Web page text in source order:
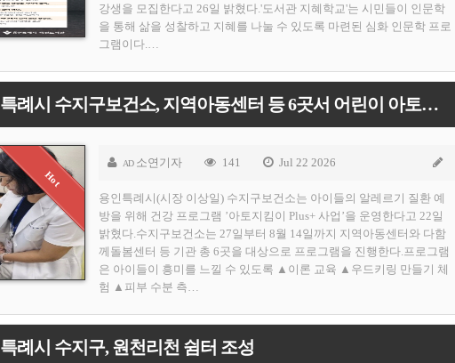
강생을 모집한다고 26일 밝혔다.'도서관 지혜학교'는 시민들이 인문학
을 통해 삶을 성찰하고 지혜를 나눌 수 있도록 마련된 심화 인문학 프로
그램이다.…
[용인티비종합뉴스] 용인특례시 수지구보건소, 지역아동센터 등 6곳서 어린이 아토피 예방 교육
AD 소연기자 141 Jul 22 2026
용인특례시(시장 이상일) 수지구보건소는 아이들의 알레르기 질환 예
방을 위해 건강 프로그램 ’아토지킴이 Plus+ 사업’을 운영한다고 22일
밝혔다.수지구보건소는 27일부터 8월 14일까지 지역아동센터와 다함
께돌봄센터 등 기관 총 6곳을 대상으로 프로그램을 진행한다.프로그램
은 아이들이 흥미를 느낄 수 있도록 ▲이론 교육 ▲우드키링 만들기 체
험 ▲피부 수분 측…
례시 수지구, 원천리천 쉼터 조성